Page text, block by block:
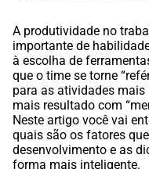
A produtividade no
importante de
à escolha de
que o time se torne
para as atividades
mais resultado com
Neste artigo você vai
quais são os fatores
desenvolvimento e as
forma mais inteligente.